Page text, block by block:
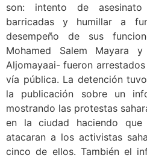
son: intento de
barricadas y humillar a
desempeño de sus
Mohamed Salem Mayara
Aljomayaai- fueron
vía pública. La detención
la publicación sobre un
mostrando las protestas
en la ciudad haciendo que
atacaran a los activistas
cinco de ellos. También el